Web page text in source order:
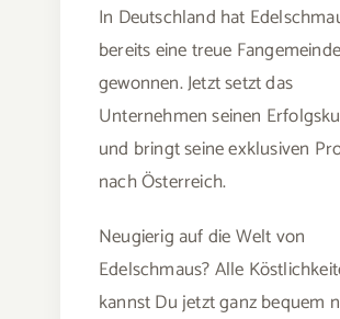
In Deutschland hat
bereits eine treue Fangemeinde
gewonnen. Jetzt setzt das
Unternehmen seinen
und bringt seine exklusiven
nach Österreich.
Neugierig auf die Welt von
Edelschmaus? Alle
kannst Du jetzt ganz bequem